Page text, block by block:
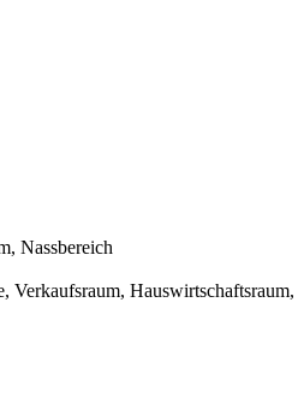
Nassbereich
Verkaufsraum, Hauswirtschaftsraum,